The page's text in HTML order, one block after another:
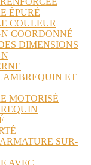
ÉPURÉ
COULEUR
COORDONNÉ
DIMENSIONS
ET
MOTORISÉ
SUR-
AVEC